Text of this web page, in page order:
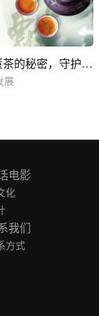
揭秘天价古董茶的秘密，守护普洱茶的健康发展
展
电影
化
我们
方式